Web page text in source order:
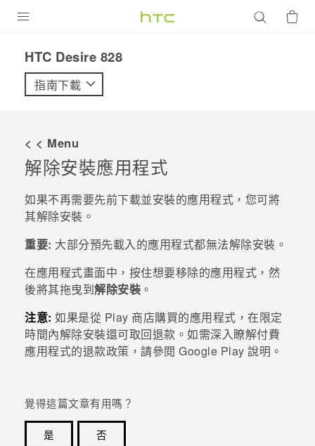
VIVE
配件
優惠專區
焦點訊息
校園專案
銷售門市
銷售通路
支援服務
VIVELAND
登入
HTC Desire 828‎
指南下載
< < Menu
解除安裝應用程式
如果不再需要先前下載並安裝的應用程式，您可將
其解除安裝。
重要: 大部分預先載入的應用程式都無法解除安裝。
在應用程式畫面中，按住想要移除的應用程式，然
後將其拖曳到解除安裝 。
注意: 如果是從 Play 商店購買的應用程式，在限定
時間內解除安裝還可取回退款。如需深入瞭解付費
應用程式的退款政策，請參閱 Google Play 說明。
覺得這篇文章有用嗎？
是
否